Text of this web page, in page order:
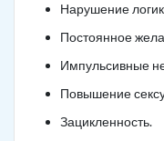
Нарушение
Постоянное
Импульсивные
Повышение
Зацикленность.